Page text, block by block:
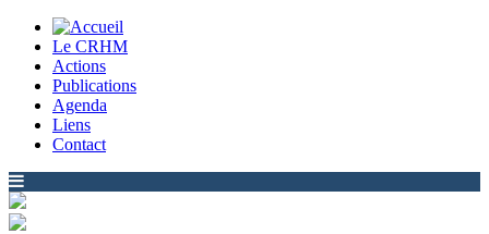
Le CRHM
Actions
Publications
Agenda
Liens
Contact